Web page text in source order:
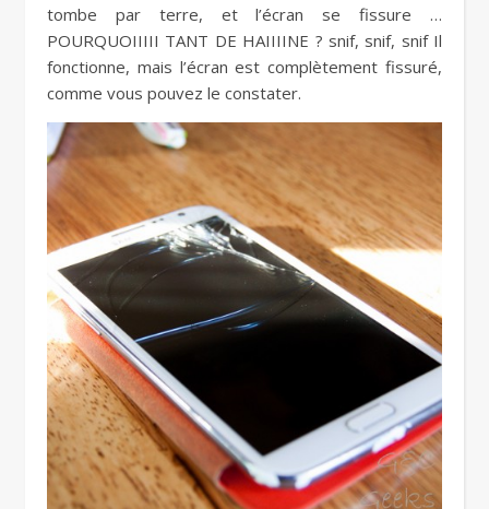
tombe par terre, et l’écran se fissure …
POURQUOIIIII TANT DE HAIIIINE ? snif, snif, snif Il
fonctionne, mais l’écran est complètement fissuré,
comme vous pouvez le constater.